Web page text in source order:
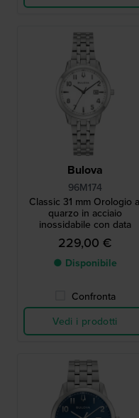
Bulova
96M174
Classic 31 mm Orologio
quarzo in acciaio
inossidabile con data
229,00 €
● Disponibile
Confronta
Vedi i prodotti